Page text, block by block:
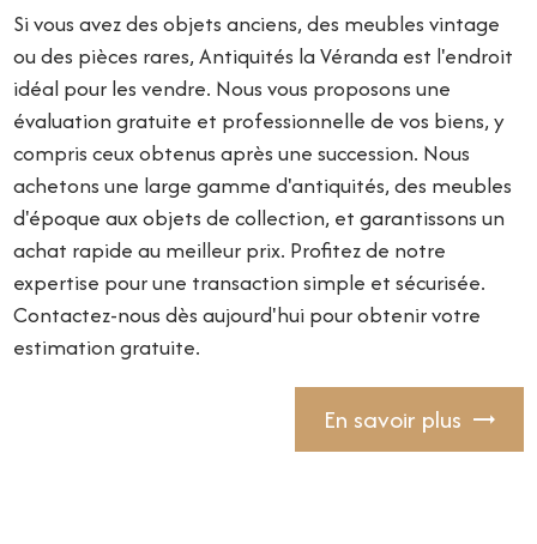
Si vous avez des objets anciens, des meubles vintage
ou des pièces rares, Antiquités la Véranda est l'endroit
idéal pour les vendre. Nous vous proposons une
évaluation gratuite et professionnelle de vos biens, y
compris ceux obtenus après une succession. Nous
achetons une large gamme d'antiquités, des meubles
d'époque aux objets de collection, et garantissons un
achat rapide au meilleur prix. Profitez de notre
expertise pour une transaction simple et sécurisée.
Contactez-nous dès aujourd'hui pour obtenir votre
estimation gratuite.
En savoir plus